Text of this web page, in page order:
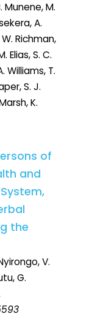
Munene, M.
A.
W. Richman,
Elias, S. C.
Williams, T.
S. J.
K.
of
and
the
V.
G.